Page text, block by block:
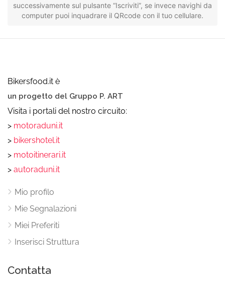
successivamente sul pulsante “Iscriviti”, se invece navighi da
computer puoi inquadrare il QRcode con il tuo cellulare.
Bikersfood.it è
un progetto del Gruppo P. ART
Visita i portali del nostro circuito:
> motoraduni.it
> bikershotel.it
> motoitinerari.it
> autoraduni.it
Mio profilo
Mie Segnalazioni
Miei Preferiti
Inserisci Struttura
Contatta